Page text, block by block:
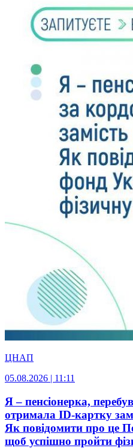
ЦНАП
05.08.2026 | 11:11
Я – пенсіонерка,
отримала ID-картку
Як повідомити про це
щоб успішно пройти